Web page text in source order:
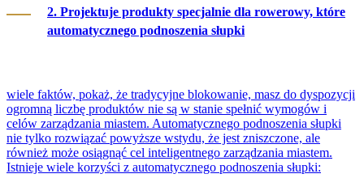
2. Projektuje produkty specjalnie dla rowerowy, które
automatycznego podnoszenia słupki
wiele faktów, pokaż, że tradycyjne blokowanie, masz do dyspozycji
ogromną liczbę produktów nie są w stanie spełnić wymogów i
celów zarządzania miastem. Automatycznego podnoszenia słupki
nie tylko rozwiązać powyższe wstydu, że jest zniszczone, ale
również może osiągnąć cel inteligentnego zarządzania miastem.
Istnieje wiele korzyści z automatycznego podnoszenia słupki: